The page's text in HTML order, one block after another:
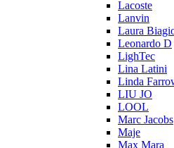
Lacoste
Lanvin
Laura
Leonardo D
LighTec
Lina Latini
Linda
LIU JO
LOOL
Marc Jacobs
Maje
Max Mara